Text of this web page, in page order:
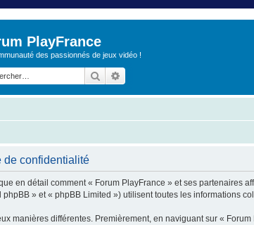
PlayFrance
des passionnés de jeux vidéo !
Rechercher
de confidentialité
en détail comment « Forum PlayFrance » et ses partenaires
» et « phpBB Limited ») utilisent toutes les informations
manières différentes. Premièrement, en naviguant sur «